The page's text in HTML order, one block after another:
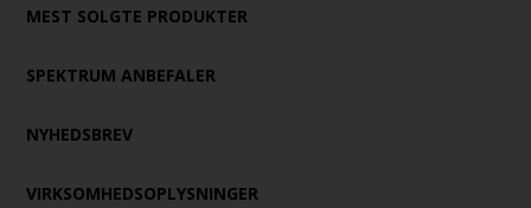
MEST SOLGTE PRODUKTER
SPEKTRUM ANBEFALER
NYHEDSBREV
VIRKSOMHEDSOPLYSNINGER